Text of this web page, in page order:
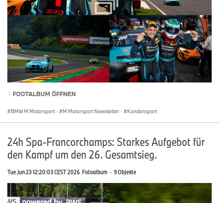
FOOTALBUM ÖFFNEN
BMW M Motorsport · M Motorsport Newsletter · Kundensport
24h Spa-Francorchamps: Starkes Aufgebot für
den Kampf um den 26. Gesamtsieg.
Tue Jun 23 12:20:03 CEST 2026 Fotoalbum · 9 Objekte